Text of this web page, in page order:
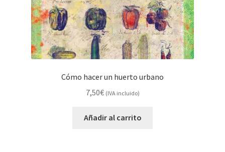
Cómo hacer un huerto urbano
7,50€ (IVA incluido)
Añadir al carrito